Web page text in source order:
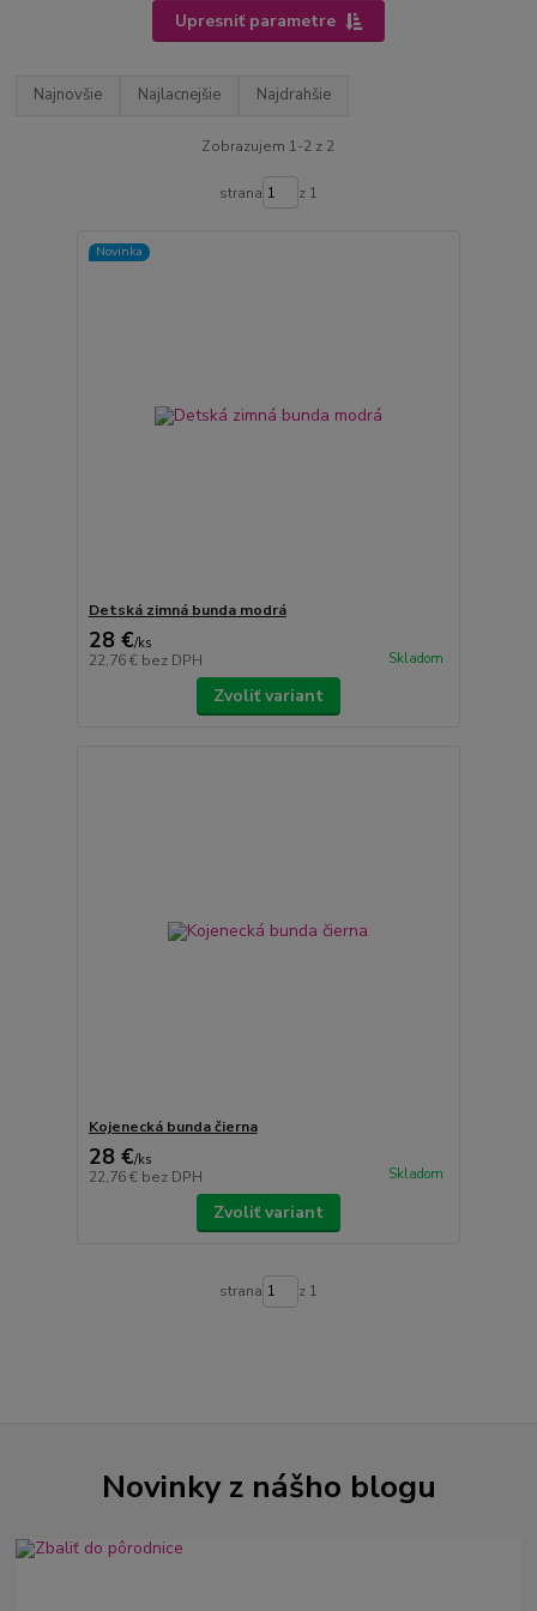
Upresniť parametre
Najnovšie Najlacnejšie Najdrahšie
Zobrazujem 1-2 z 2
strana z 1
Novinka
Detská zimná bunda modrá
28 €/ks
22,76 € bez DPH Skladom
Zvoliť variant
Kojenecká bunda čierna
28 €/ks
22,76 € bez DPH Skladom
Zvoliť variant
strana z 1
Novinky z nášho blogu